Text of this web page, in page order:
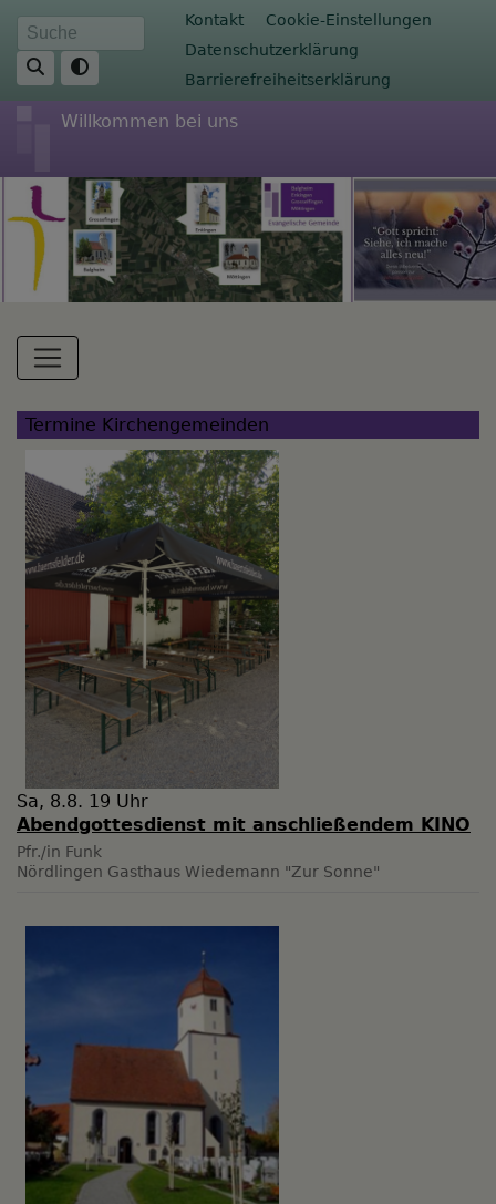
Direkt
zum
Inhalt
Suche Fußbereichsmenü
Kontakt
Cookie-Einstellungen
Datenschutzerklärung
Barrierefreiheitserklärung
Willkommen bei uns
Hauptnavigation
Termine Kirchengemeinden
Sa, 8.8. 19 Uhr
Abendgottesdienst mit anschließendem KINO
Pfr./in Funk
Nördlingen Gasthaus Wiedemann "Zur Sonne"